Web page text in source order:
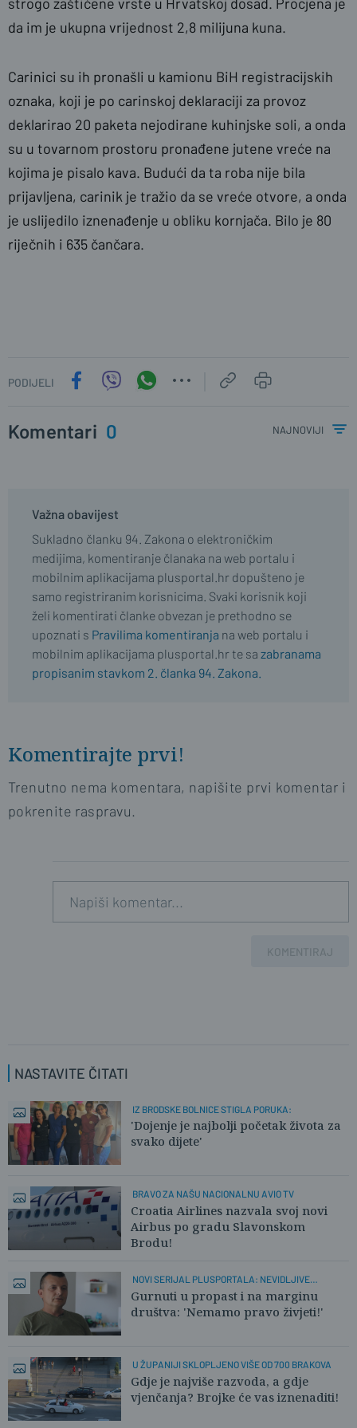
da im je ukupna vrijednost 2,8 milijuna kuna.
Carinici su ih pronašli u kamionu BiH registracijskih
oznaka, koji je po carinskoj deklaraciji za provoz
deklarirao 20 paketa nejodirane kuhinjske soli, a onda
su u tovarnom prostoru pronađene jutene vreće na
kojima je pisalo kava. Budući da ta roba nije bila
prijavljena, carinik je tražio da se vreće otvore, a onda
je uslijedilo iznenađenje u obliku kornjača. Bilo je 80
riječnih i 635 čančara.
PODIJELI
Komentari 0 najnoviji
Važna obavijest
Sukladno članku 94. Zakona o elektroničkim
medijima, komentiranje članaka na web portalu i
mobilnim aplikacijama plusportal.hr dopušteno je
samo registriranim korisnicima. Svaki korisnik koji
želi komentirati članke obvezan je prethodno se
upoznati s Pravilima komentiranja na web portalu i
mobilnim aplikacijama plusportal.hr te sa zabranama
propisanim stavkom 2. članka 94. Zakona.
Komentirajte prvi!
Trenutno nema komentara, napišite prvi komentar i
pokrenite raspravu.
KOMENTIRAJ
NASTAVITE ČITATI
IZ BRODSKE BOLNICE STIGLA PORUKA:
'Dojenje je najbolji početak života za
svako dijete'
BRAVO ZA NAŠU NACIONALNU AVIO TV
Croatia Airlines nazvala svoj novi
Airbus po gradu Slavonskom
Brodu!
NOVI SERIJAL PLUSPORTALA: NEVIDLJIVE
OBITELJI
Gurnuti u propast i na marginu
društva: 'Nemamo pravo živjeti!'
U ŽUPANIJI SKLOPLJENO VIŠE OD 700 BRAKOVA
Gdje je najviše razvoda, a gdje
vjenčanja? Brojke će vas iznenaditi!